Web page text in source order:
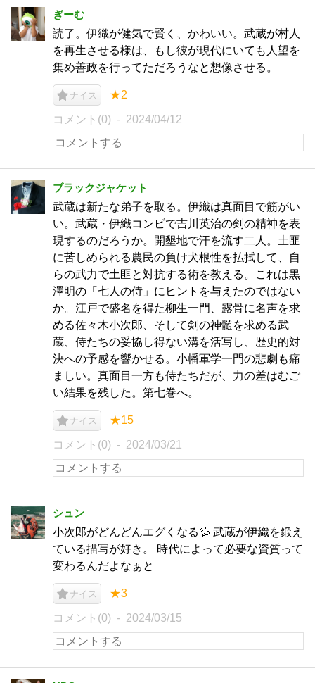
ぎーむ
読了。伊織が健気で賢く、かわいい。武蔵が村人
を再生させる様は、もし彼が現代にいても人望を
集め善政を行ってただろうなと想像させる。
ナイス ★2
コメント(0) 2024/04/12
ブラックジャケット
武蔵は新たな弟子を取る。伊織は真面目で筋がい
い。武蔵・伊織コンビで吉川英治の剣の精神を表
現するのだろうか。開墾地で汗を流す二人。土匪
に苦しめられる農民の負け犬根性を払拭して、自
らの武力で土匪と対抗する術を教える。これは黒
澤明の「七人の侍」にヒントを与えたのではない
か。江戸で盛名を得た柳生一門、露骨に名声を求
める佐々木小次郎、そして剣の神髄を求める武
蔵、侍たちの妥協し得ない溝を活写し、歴史的対
決への予感を響かせる。小幡軍学一門の悲劇も痛
ましい。真面目一方も侍たちだが、力の差はむご
い結果を残した。第七巻へ。
ナイス ★15
コメント(0) 2024/03/21
シュン
小次郎がどんどんエグくなる💦 武蔵が伊織を鍛え
ている描写が好き。 時代によって必要な資質って
変わるんだよなぁと
ナイス ★3
コメント(0) 2024/03/15